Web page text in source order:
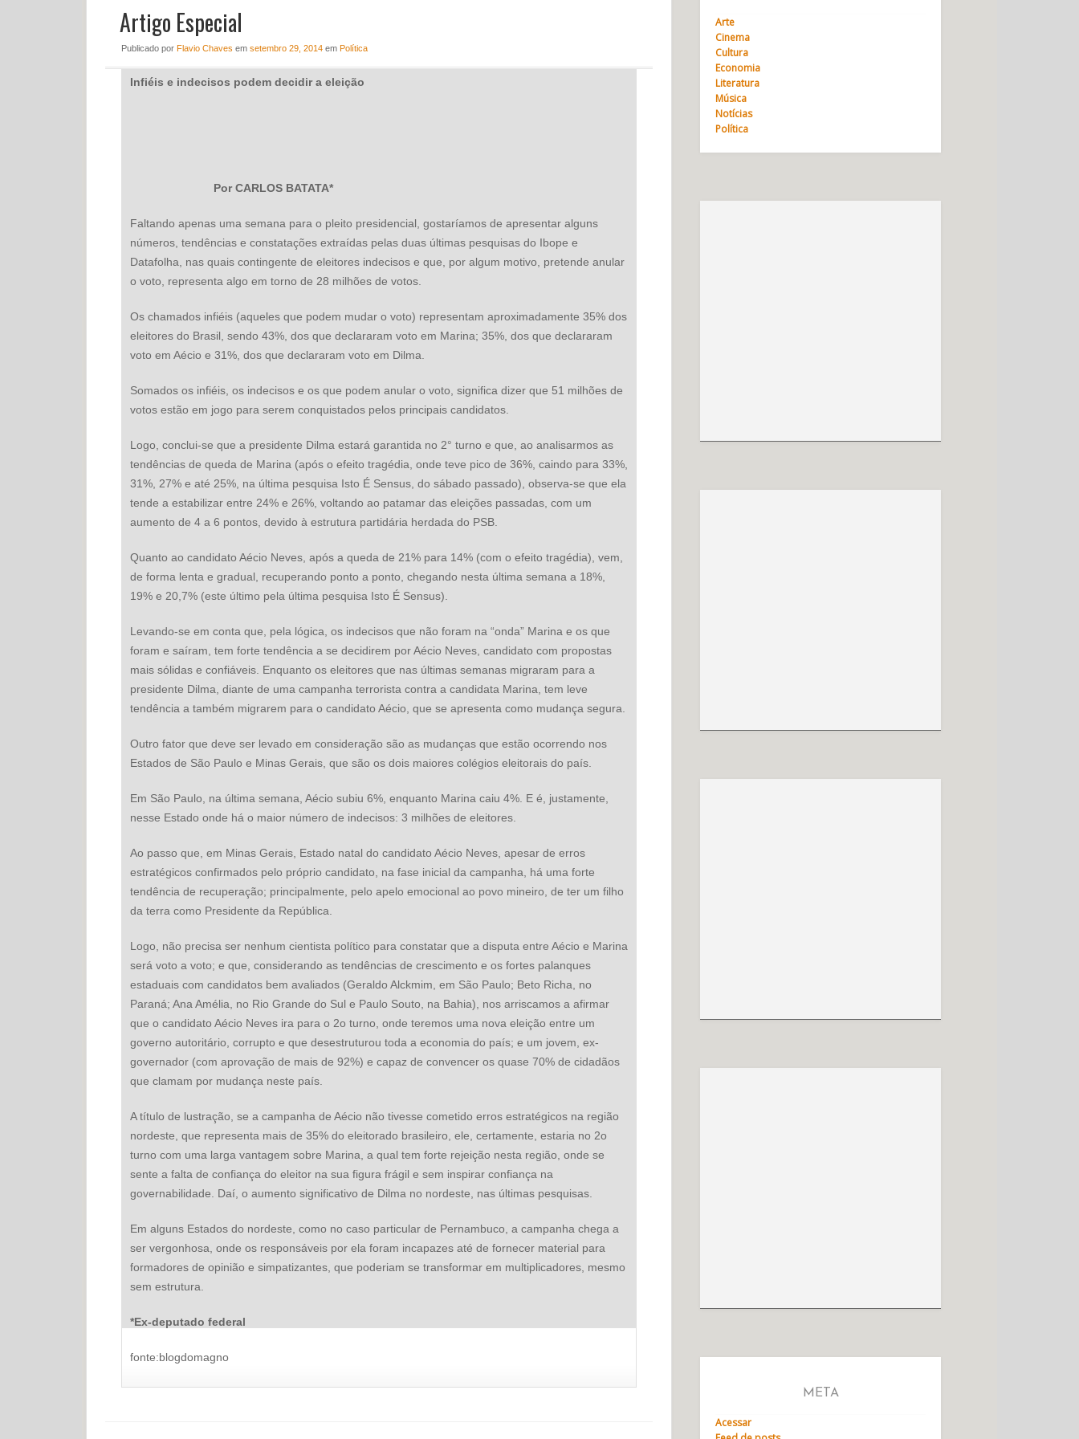
Artigo Especial
Publicado por Flavio Chaves em setembro 29, 2014em Política
Infiéis e indecisos podem decidir a eleição
Por CARLOS BATATA*
Faltando apenas uma semana para o pleito presidencial, gostaríamos de apresentar alguns
números, tendências e constatações extraídas pelas duas últimas pesquisas do Ibope e
Datafolha, nas quais contingente de eleitores indecisos e que, por algum motivo, pretende anular
o voto, representa algo em torno de 28 milhões de votos.
Os chamados infiéis (aqueles que podem mudar o voto) representam aproximadamente 35% dos
eleitores do Brasil, sendo 43%, dos que declararam voto em Marina; 35%, dos que declararam
voto em Aécio e 31%, dos que declararam voto em Dilma.
Somados os infiéis, os indecisos e os que podem anular o voto, significa dizer que 51 milhões de
votos estão em jogo para serem conquistados pelos principais candidatos.
Logo, conclui-se que a presidente Dilma estará garantida no 2° turno e que, ao analisarmos as
tendências de queda de Marina (após o efeito tragédia, onde teve pico de 36%, caindo para 33%,
31%, 27% e até 25%, na última pesquisa Isto É Sensus, do sábado passado), observa-se que ela
tende a estabilizar entre 24% e 26%, voltando ao patamar das eleições passadas, com um
aumento de 4 a 6 pontos, devido à estrutura partidária herdada do PSB.
Quanto ao candidato Aécio Neves, após a queda de 21% para 14% (com o efeito tragédia), vem,
de forma lenta e gradual, recuperando ponto a ponto, chegando nesta última semana a 18%,
19% e 20,7% (este último pela última pesquisa Isto É Sensus).
Levando-se em conta que, pela lógica, os indecisos que não foram na “onda” Marina e os que
foram e saíram, tem forte tendência a se decidirem por Aécio Neves, candidato com propostas
mais sólidas e confiáveis. Enquanto os eleitores que nas últimas semanas migraram para a
presidente Dilma, diante de uma campanha terrorista contra a candidata Marina, tem leve
tendência a também migrarem para o candidato Aécio, que se apresenta como mudança segura.
Outro fator que deve ser levado em consideração são as mudanças que estão ocorrendo nos
Estados de São Paulo e Minas Gerais, que são os dois maiores colégios eleitorais do país.
Em São Paulo, na última semana, Aécio subiu 6%, enquanto Marina caiu 4%. E é, justamente,
nesse Estado onde há o maior número de indecisos: 3 milhões de eleitores.
Ao passo que, em Minas Gerais, Estado natal do candidato Aécio Neves, apesar de erros
estratégicos confirmados pelo próprio candidato, na fase inicial da campanha, há uma forte
tendência de recuperação; principalmente, pelo apelo emocional ao povo mineiro, de ter um filho
da terra como Presidente da República.
Logo, não precisa ser nenhum cientista político para constatar que a disputa entre Aécio e Marina
será voto a voto; e que, considerando as tendências de crescimento e os fortes palanques
estaduais com candidatos bem avaliados (Geraldo Alckmim, em São Paulo; Beto Richa, no
Paraná; Ana Amélia, no Rio Grande do Sul e Paulo Souto, na Bahia), nos arriscamos a afirmar
que o candidato Aécio Neves ira para o 2o turno, onde teremos uma nova eleição entre um
governo autoritário, corrupto e que desestruturou toda a economia do país; e um jovem, ex-
governador (com aprovação de mais de 92%) e capaz de convencer os quase 70% de cidadãos
que clamam por mudança neste país.
A título de lustração, se a campanha de Aécio não tivesse cometido erros estratégicos na região
nordeste, que representa mais de 35% do eleitorado brasileiro, ele, certamente, estaria no 2o
turno com uma larga vantagem sobre Marina, a qual tem forte rejeição nesta região, onde se
sente a falta de confiança do eleitor na sua figura frágil e sem inspirar confiança na
governabilidade. Daí, o aumento significativo de Dilma no nordeste, nas últimas pesquisas.
Em alguns Estados do nordeste, como no caso particular de Pernambuco, a campanha chega a
ser vergonhosa, onde os responsáveis por ela foram incapazes até de fornecer material para
formadores de opinião e simpatizantes, que poderiam se transformar em multiplicadores, mesmo
sem estrutura.
*Ex-deputado federal
fonte:blogdomagno
Arte
Cinema
Cultura
Economia
Literatura
Música
Notícias
Política
META
Acessar